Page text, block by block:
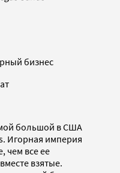
бизнес
большой в США
Игорная империя
чем все ее
взятые.